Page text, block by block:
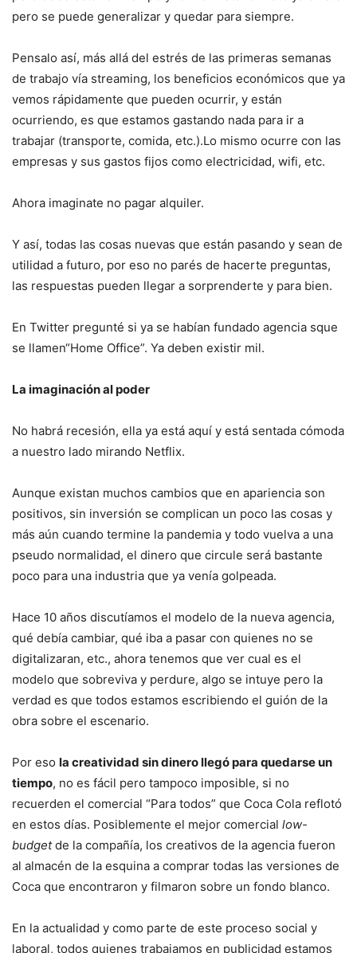
pero se puede generalizar y quedar para siempre.
Pensalo así, más allá del estrés de las primeras semanas
de trabajo vía streaming, los beneficios económicos que ya
vemos rápidamente que pueden ocurrir, y están
ocurriendo, es que estamos gastando nada para ir a
trabajar (transporte, comida, etc.).Lo mismo ocurre con las
empresas y sus gastos fijos como electricidad, wifi, etc.
Ahora imaginate no pagar alquiler.
Y así, todas las cosas nuevas que están pasando y sean de
utilidad a futuro, por eso no parés de hacerte preguntas,
las respuestas pueden llegar a sorprenderte y para bien.
En Twitter pregunté si ya se habían fundado agencia sque
se llamen“Home Office”. Ya deben existir mil.
La imaginación al poder
No habrá recesión, ella ya está aquí y está sentada cómoda
a nuestro lado mirando Netflix.
Aunque existan muchos cambios que en apariencia son
positivos, sin inversión se complican un poco las cosas y
más aún cuando termine la pandemia y todo vuelva a una
pseudo normalidad, el dinero que circule será bastante
poco para una industria que ya venía golpeada.
Hace 10 años discutíamos el modelo de la nueva agencia,
qué debía cambiar, qué iba a pasar con quienes no se
digitalizaran, etc., ahora tenemos que ver cual es el
modelo que sobreviva y perdure, algo se intuye pero la
verdad es que todos estamos escribiendo el guión de la
obra sobre el escenario.
Por eso la creatividad sin dinero llegó para quedarse un
tiempo, no es fácil pero tampoco imposible, si no
recuerden el comercial “Para todos” que Coca Cola reflotó
en estos días. Posiblemente el mejor comercial low-
budgetde la compañía, los creativos de la agencia fueron
al almacén de la esquina a comprar todas las versiones de
Coca que encontraron y filmaron sobre un fondo blanco.
En la actualidad y como parte de este proceso social y
laboral, todos quienes trabajamos en publicidad estamos